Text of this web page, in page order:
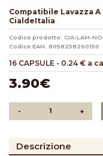
Compatibile Lavazza A
CialdeItalia
Codice prodotto: CIA-LAM-
Codice EAN: 8058258260150
16 CAPSULE - 0.24 € a
3.90€
- +
Descrizione